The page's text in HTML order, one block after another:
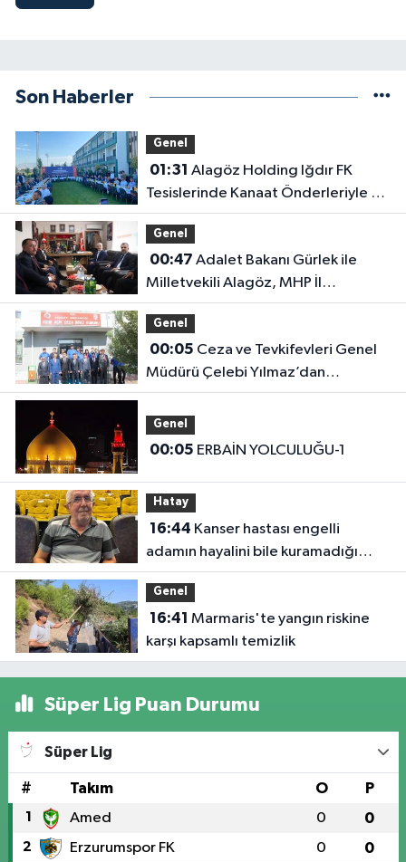
Son Haberler
Genel
01:31
Tesislerinde Kanaat Önderleriyle Bir
Araya Geldiler
Genel
00:47
Milletvekili Alagöz, MHP İl
Başkanlığını Ziyaret Etti
Genel
00:05
Müdürü Çelebi Yılmaz’dan
Iğdır’daki Kurumlara Ziyaret ve
Üretim İncelemesi
Genel
00:05 ERBAİN YOLCULUĞU-1
Hatay
16:44
adamın hayalini bile kuramadığı
evine kavuşunca döktüğü gözyaşı
duygulandırdı
Genel
16:41
karşı kapsamlı temizlik
Süper Lig Puan Durumu
Süper Lig
# Takım O P
1 Amed 0 0
2 Erzurumspor FK 0 0